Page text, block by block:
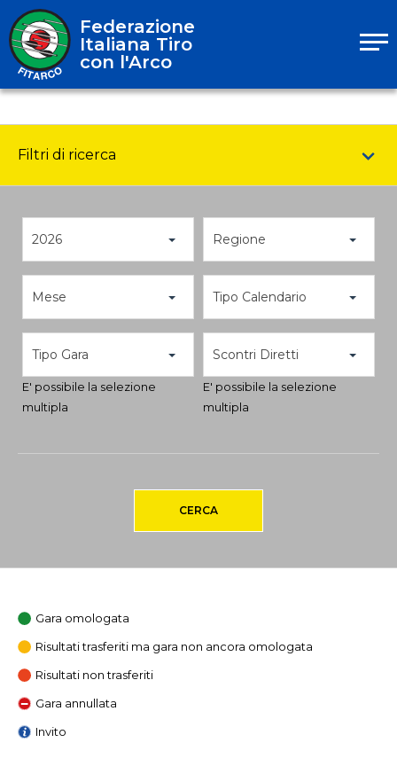
Federazione
Italiana Tiro
con l'Arco
Filtri di ricerca
2026 Regione
Mese Tipo Calendario
Tipo Gara
E' possibile la selezione
multipla
Scontri Diretti
E' possibile la selezione
multipla
CERCA
Gara omologata
Risultati trasferiti ma gara non ancora omologata
Risultati non trasferiti
Gara annullata
Invito